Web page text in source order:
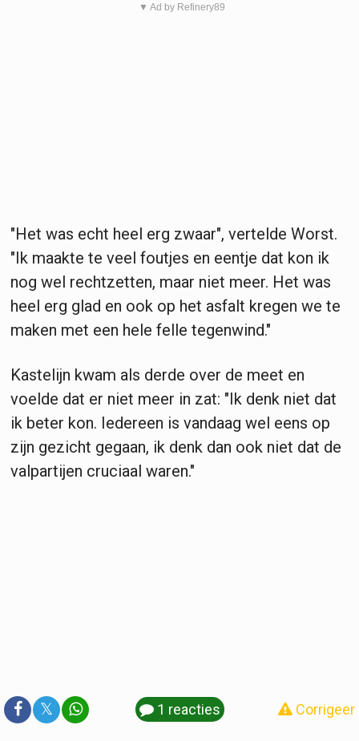
▼ Ad by Refinery89
"Het was echt heel erg zwaar", vertelde Worst.
"Ik maakte te veel foutjes en eentje dat kon ik
nog wel rechtzetten, maar niet meer. Het was
heel erg glad en ook op het asfalt kregen we te
maken met een hele felle tegenwind."
Kastelijn kwam als derde over de meet en
voelde dat er niet meer in zat: "Ik denk niet dat
ik beter kon. Iedereen is vandaag wel eens op
zijn gezicht gegaan, ik denk dan ook niet dat de
valpartijen cruciaal waren."
𝕏 1 reacties Corrigeer